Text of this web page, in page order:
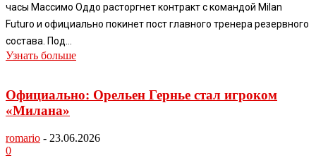
часы Массимо Оддо расторгнет контракт с командой Milan
Futuro и официально покинет пост главного тренера резервного
состава. Под...
Узнать больше
Официально: Орельен Гернье стал игроком
«Милана»
romario - 23.06.2026
0